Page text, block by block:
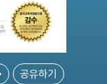
공유하기